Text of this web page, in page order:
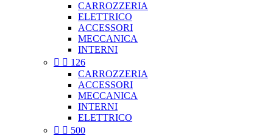
CARROZZERIA
ELETTRICO
ACCESSORI
MECCANICA
INTERNI
  126
CARROZZERIA
ACCESSORI
MECCANICA
INTERNI
ELETTRICO
  500